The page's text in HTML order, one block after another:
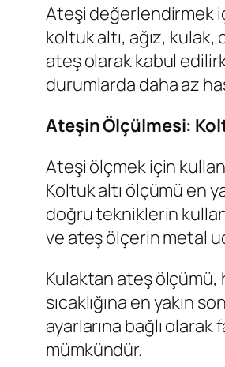
Ateşi değerlendirmek
koltuk altı, ağız, kulak,
ateş olarak kabul
durumlarda daha az
Ateşin Ölçülmesi:
Ateşi ölçmek için
Koltuk altı ölçümü en
doğru tekniklerin
ve ateş ölçerin metal
Kulaktan ateş ölçümü,
sıcaklığına en yakın
ayarlarına bağlı olarak
mümkündür.